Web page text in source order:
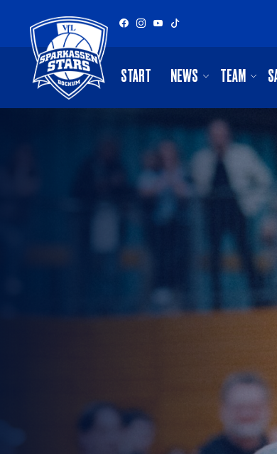
START NEWS TEAM